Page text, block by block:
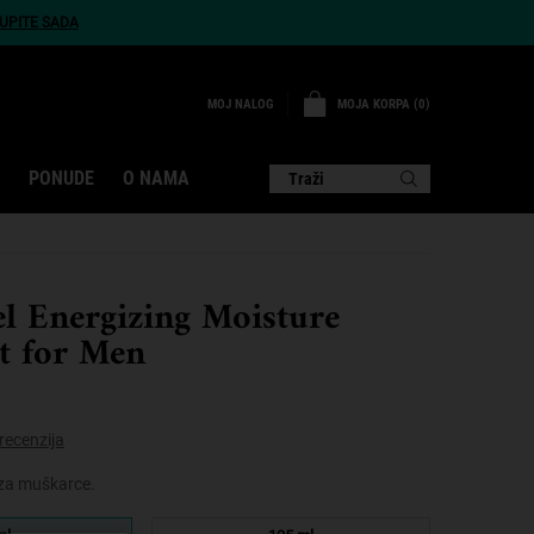
SADA
MOJ NALOG MOJA KORPA 0
0 PROIZVOD
PONUDE O NAMA Traži
Energizing Moisture
for Men
muškarce.